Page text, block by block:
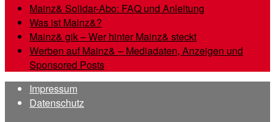
Mainz& Solidar-Abo: FAQ und Anleitung
Was ist Mainz&?
Mainz& gik – Wer hinter Mainz& steckt
Werben auf Mainz& – Mediadaten, Anzeigen und
Sponsored Posts
Impressum
Datenschutz